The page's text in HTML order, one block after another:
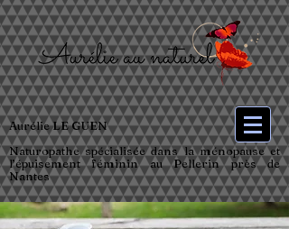
Aurélie LE GUEN
Naturopathe spécialisée dans la ménopause et
l’épuisement féminin au Pellerin près de
Nantes